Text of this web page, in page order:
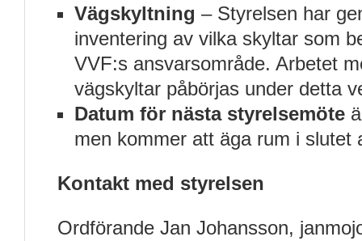
Vägskyltning – Styrelsen har
inventering av vilka skyltar som
VVF:s ansvarsområde. Arbetet
vägskyltar påbörjas under detta
Datum för nästa styrelsemöte
men kommer att äga rum i slutet
Kontakt med styrelsen
Ordförande Jan Johansson,